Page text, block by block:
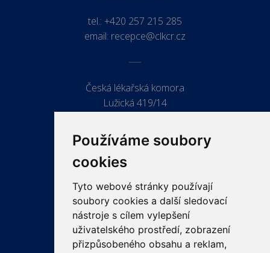
Používáme soubory
cookies
Tyto webové stránky používají
soubory cookies a další sledovací
nástroje s cílem vylepšení
uživatelského prostředí, zobrazení
přizpůsobeného obsahu a reklam,
tel.: +420 257 215 285
email: recepce@clkcr.cz
Česká lékařská komora
Lužická 419/14
ODKAZY
PRO LÉKAŘE
PRO VEŘEJNOST